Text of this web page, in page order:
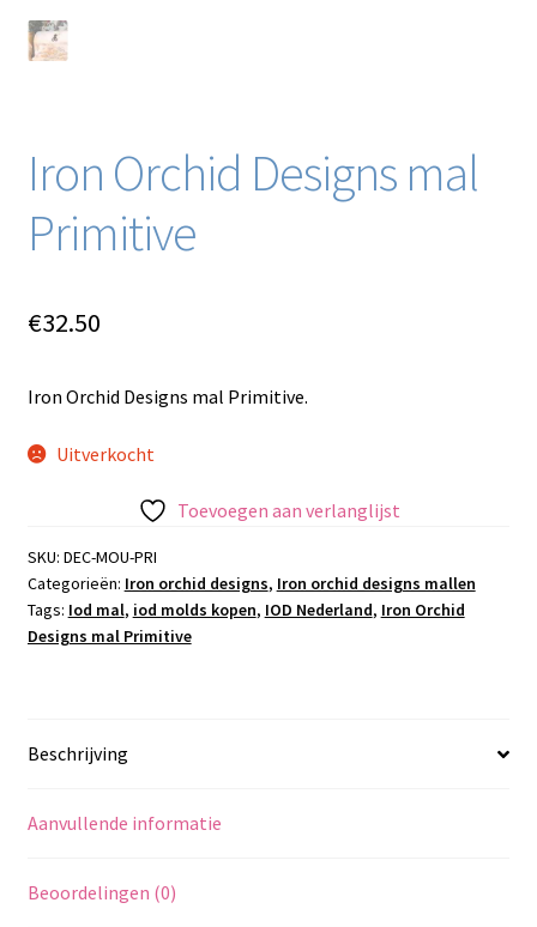
Iron Orchid Designs mal
Primitive
€32.50
Iron Orchid Designs mal Primitive.
Uitverkocht
Toevoegen aan verlanglijst
SKU: DEC-MOU-PRI
Categorieën: Iron orchid designs, Iron orchid designs mallen
Tags: Iod mal, iod molds kopen, IOD Nederland, Iron Orchid
Designs mal Primitive
Beschrijving
Aanvullende informatie
Beoordelingen (0)